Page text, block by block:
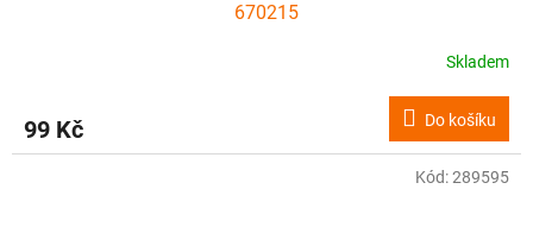
670215
Skladem
99 Kč Do košíku
Kód:289595